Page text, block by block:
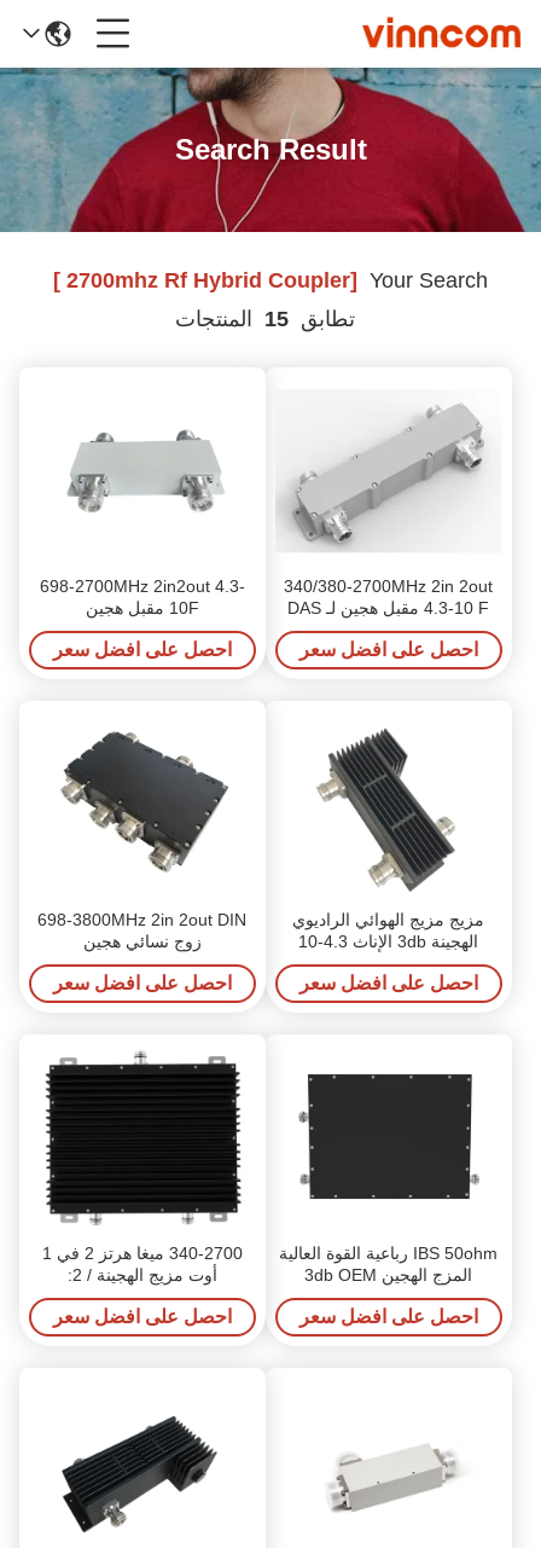
Search Result
Your Search
[2700mhz Rf Hybrid Coupler ]
تطابق15 المنتجات
340/380-2700MHz 2in 2out
4.3-10 F مقبل هجين لـ DAS
IBS
احصل على افضل سعر
698-2700MHz 2in2out 4.3-
10F مقبل هجين
احصل على افضل سعر
مزيج مزيج الهوائي الراديوي
الهجينة 3db الإناث 4.3-10
احصل على افضل سعر
698-3800MHz 2in 2out DIN
زوج نسائي هجين
احصل على افضل سعر
IBS 50ohm رباعية القوة العالية
المزج الهجين 3db OEM
احصل على افضل سعر
340-2700 ميغا هرتز 2 في 1
أوت مزيج الهجينة / 2:
احصل على افضل سعر